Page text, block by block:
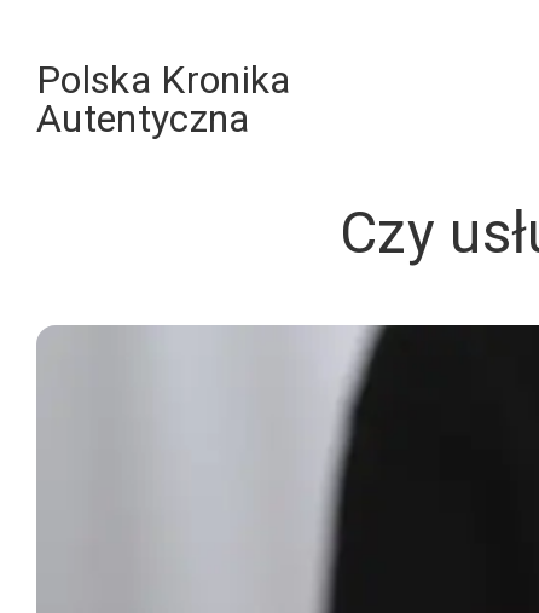
contentPolska Kronika
Autentyczna
Czy